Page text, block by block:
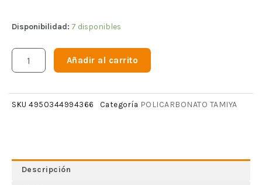
Disponibilidad: 7 disponibles
Añadir al carrito
SKU 4950344994366 Categoría POLICARBONATO TAMIYA
Descripción